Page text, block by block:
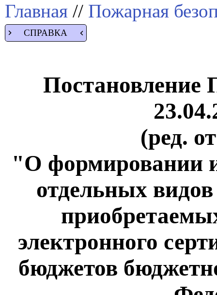
Главная // Пожарная
СПРАВКА
Постановление
(ред.
"О формировании
отдельных видов
электронного
бюджетов